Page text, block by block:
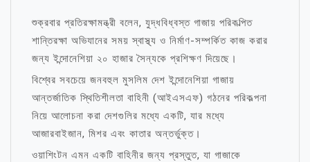
শুক্রবার প্রতিরক্ষামন্ত্রী বলেন, যুদ্ধবিধ্বস্ত গাজায় পরিকল্পিত
শান্তিরক্ষা অভিযানের সময় স্বাস্থ্য ও নির্মাণ-সম্পর্কিত কাজ করার
জন্য ইন্দোনেশিয়া ২০ হাজার সৈন্যকে প্রশিক্ষণ দিয়েছে।
বিশ্বের সবচেয়ে জনবহুল মুসলিম দেশ ইন্দোনেশিয়া গাজায়
আন্তর্জাতিক স্থিতিশীলতা বাহিনী (আইএসএফ) গঠনের পরিকল্পনা
নিয়ে আলোচনা করা দেশগুলির মধ্যে একটি, যার মধ্যে
আজারবাইজান, মিশর এবং কাতার অন্তর্ভুক্ত।
ওয়াশিংটন এমন একটি বাহিনীর জন্য প্রস্তুত, যা গাজাকে